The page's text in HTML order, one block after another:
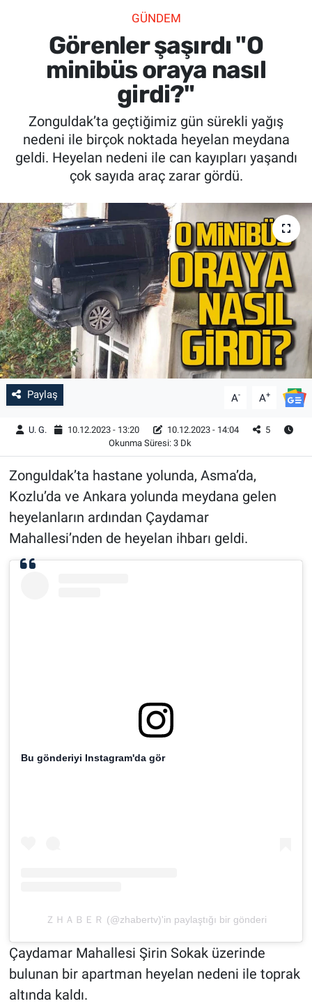
GÜNDEM
Görenler şaşırdı "O
minibüs oraya nasıl
girdi?"
Zonguldak’ta geçtiğimiz gün sürekli yağış
nedeni ile birçok noktada heyelan meydana
geldi. Heyelan nedeni ile can kayıpları yaşandı
çok sayıda araç zarar gördü.
Paylaş A- A+
U. G. 10.12.2023 - 13:20 10.12.2023 - 14:04
5
Okunma Süresi: 3 Dk
Zonguldak’ta hastane yolunda, Asma’da,
Kozlu’da ve Ankara yolunda meydana gelen
heyelanların ardından Çaydamar
Mahallesi’nden de heyelan ihbarı geldi.
Bu gönderiyi Instagram'da gör
ＺＨＡＢＥＲ (@zhabertv)'in paylaştığı bir gönderi
Çaydamar Mahallesi Şirin Sokak üzerinde
bulunan bir apartman heyelan nedeni ile toprak
altında kaldı.
SPOR